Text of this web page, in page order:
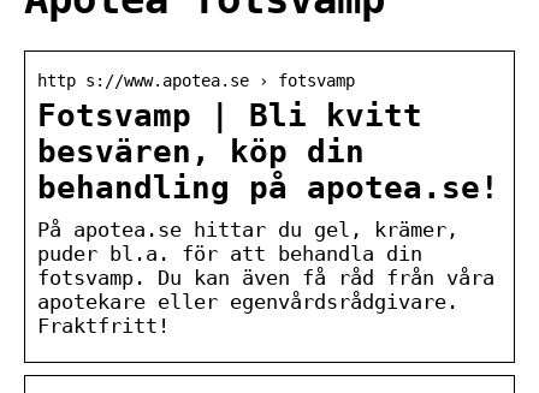
http s://www.apotea.se › fotsvamp
Fotsvamp | Bli kvitt
besvären, köp din
behandling på apotea.se!
På apotea.se hittar du gel, krämer,
puder bl.a. för att behandla din
fotsvamp. Du kan även få råd från våra
apotekare eller egenvårdsrådgivare.
Fraktfritt!